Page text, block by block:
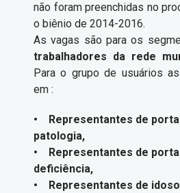
não foram preenchidas no
o biênio de 2014-2016.
As vagas são para os
trabalhadores da rede
Para o grupo de usuários
em :
• Representantes de
patologia,
• Representantes de
deficiência,
• Representantes de